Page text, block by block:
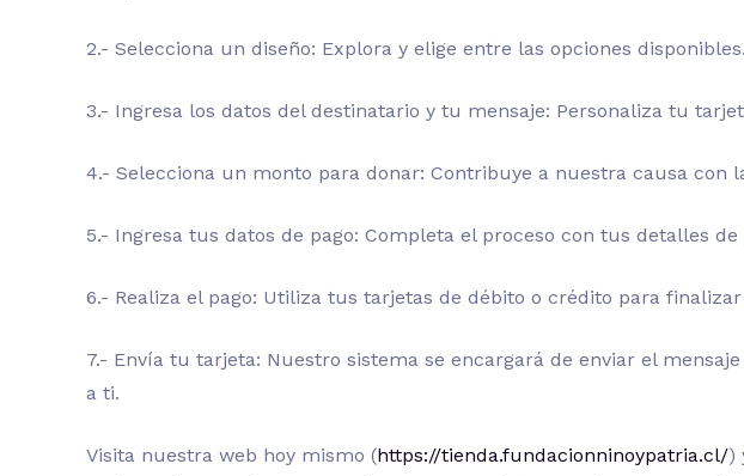
2.- Selecciona un diseño: Explora y elige entre las opciones disponibles.
3.- Ingresa los datos del destinatario y tu mensaje: Personaliza tu
4.- Selecciona un monto para donar: Contribuye a nuestra causa con
5.- Ingresa tus datos de pago: Completa el proceso con tus detalles de
6.- Realiza el pago: Utiliza tus tarjetas de débito o crédito para
7.- Envía tu tarjeta: Nuestro sistema se encargará de enviar el
a ti.
Visita nuestra web hoy mismo (https://tienda.fundacionninoypatria.cl/)